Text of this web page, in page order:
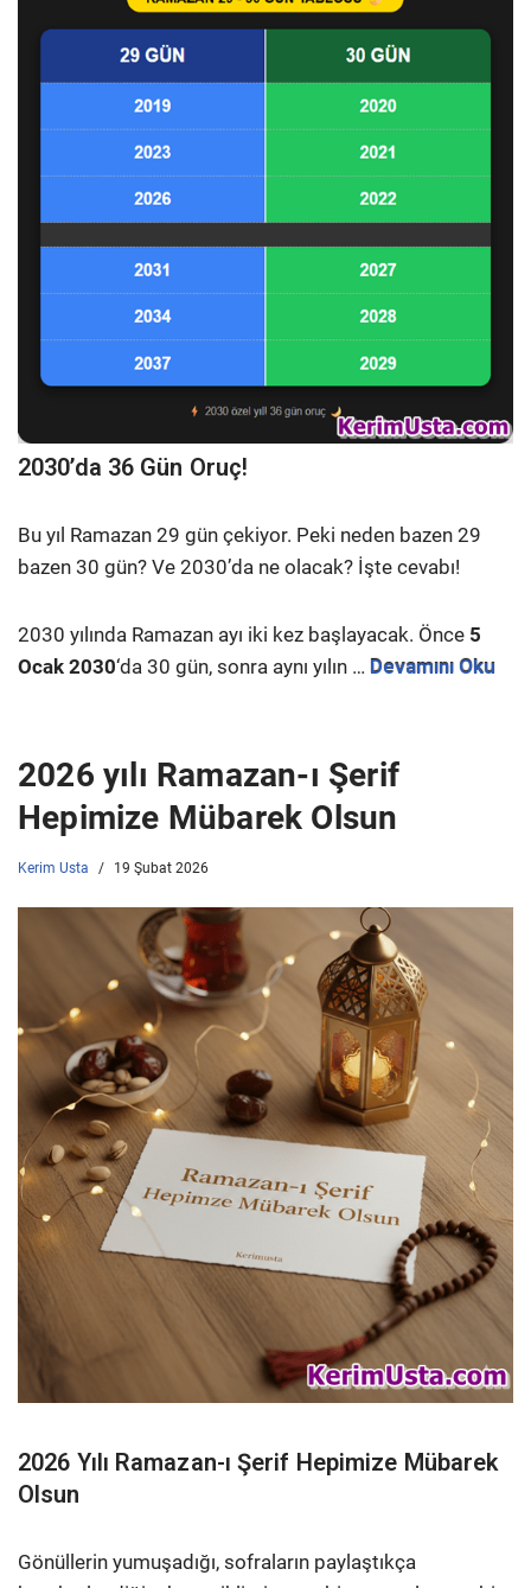
2030’da 36 Gün Oruç!
Bu yıl Ramazan 29 gün çekiyor. Peki neden bazen 29
bazen 30 gün? Ve 2030’da ne olacak? İşte cevabı!
2030 yılında Ramazan ayı iki kez başlayacak. Önce 5
Ocak 2030‘da 30 gün, sonra aynı yılın … Devamını Oku
2026 yılı Ramazan-ı Şerif
Hepimize Mübarek Olsun
Kerim Usta 19 Şubat 2026
2026 Yılı Ramazan-ı Şerif Hepimize Mübarek
Olsun
Gönüllerin yumuşadığı, sofraların paylaştıkça